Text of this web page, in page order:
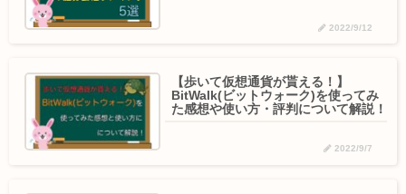
2022/9/12
【歩いて仮想通貨が貰える！】
BitWalk(ビットウォーク)を使ってみ
た感想や使い方・評判について解説！
2022/9/7